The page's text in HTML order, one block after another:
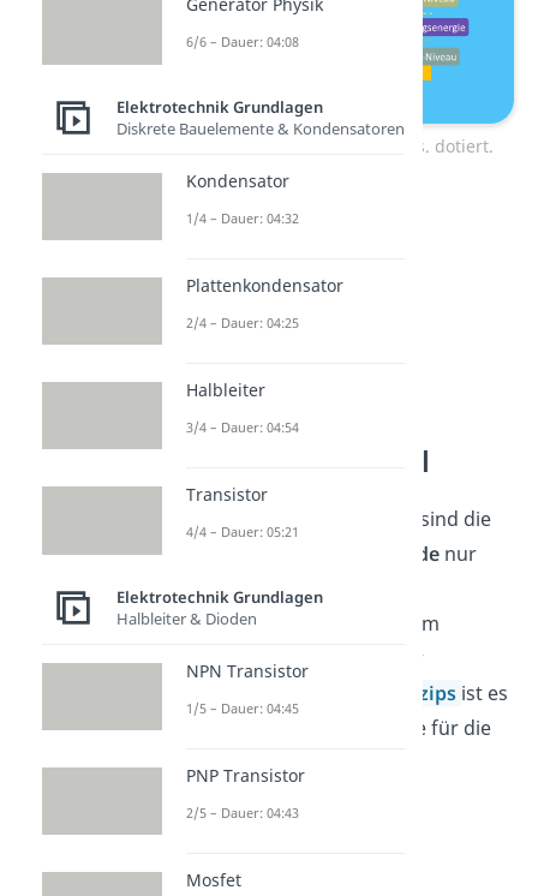
Bänderschema undotiert vs. dotiert.
Dotierung Formel
sind die
Energiezuständenur
spärlich mitElektronen
Leiterband
im
Valenzband
besetzt. Unter
Prinzips ist es
möglich, simple Ausdrücke für die
Ladungsträgerdichte
6/6 – Dauer: 04:08
Elektrotechnik Grundlagen
Diskrete Bauelemente & Kondensatoren
Kondensator
1/4 – Dauer: 04:32
Plattenkondensator
2/4 – Dauer: 04:25
Halbleiter
3/4 – Dauer: 04:54
Transistor
4/4 – Dauer: 05:21
Elektrotechnik Grundlagen
Halbleiter & Dioden
NPN Transistor
1/5 – Dauer: 04:45
PNP Transistor
2/5 – Dauer: 04:43
Mosfet